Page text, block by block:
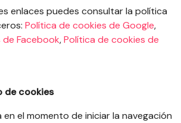
enlaces puedes consultar la política
Política de cookies de Google,
Facebook,Política de cookies de
de cookies
en el momento de iniciar la navegación